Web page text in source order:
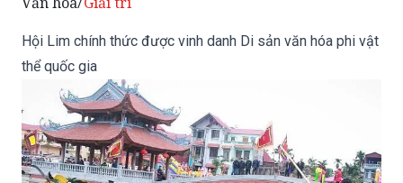
Hội Lim chính thức được vinh danh Di sản văn hóa phi vật
thể quốc gia